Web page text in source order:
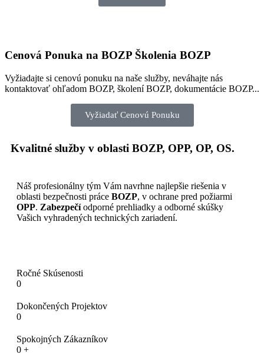
Cenová Ponuka na BOZP Školenia BOZP
Vyžiadajte si cenovú ponuku na naše služby, neváhajte nás
kontaktovať ohľadom BOZP, školení BOZP, dokumentácie BOZP...
Vyžiadať Cenovú Ponuku
Kvalitné služby v oblasti BOZP, OPP, OP, OS.
Náš profesionálny tým Vám navrhne najlepšie riešenia v
oblasti bezpečnosti práce BOZP, v ochrane pred požiarmi
OPP. Zabezpečíodporné prehliadky a odborné skúšky
Vašich vyhradených technických zariadení.
Ročné Skúsenosti
0
Dokončených Projektov
0
Spokojných Zákazníkov
0 +